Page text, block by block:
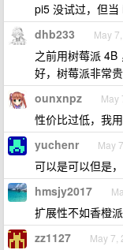
pi5 没试过，但当
dhb233 May
之前用树莓派 4B
好，树莓派非常
ounxnpz May
性价比过低，我
yuchenr May
可以是可以但是
hmsjy2017
扩展性不如香橙
zz1127 May 7,